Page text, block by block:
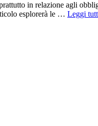
in relazione agli
esplorerà le … Leggi